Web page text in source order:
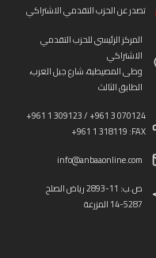
تصدر عن الحزب التقدمي الاشتراكي
المركز الرئيسي للحزب التقدمي
الاشتراكي
وطى المصيطبة، شارع جبل العرب،
الطابق الثالث
+961 1 309123 / +961 3 070124
+961 1 318119 :FAX
info@anbaaonline.com
ص.ب: 11-2893 رياض الصلح
14-5287 المزرعة